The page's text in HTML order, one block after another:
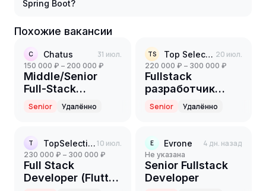
Spring Boot?
Похожие вакансии
C Chatus 31 июл.
150 000 ₽ – 200 000 ₽
Middle/Senior
Full-Stack
Developer (Go, AI-
First, HighLoad,
Senior Удалённо
TS Top Selection 20 июл.
220 000 ₽ – 300 000 ₽
Fullstack
разработчик
(Flutter+Java)
Senior Удалённо
T TopSelection10 июл.
230 000 ₽ – 300 000 ₽
Full Stack
Developer (Flutter
E Evrone 4 дн. назад
Не указана
Senior Fullstack
Developer